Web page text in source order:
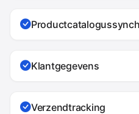
Klantgegevens
Verzendtracking